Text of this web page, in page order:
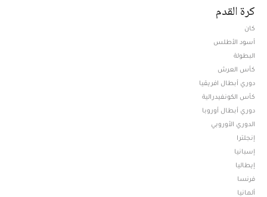
كرة القدم
كان
أسود الأطلس
البطولة
كأس العرش
دوري أبطال افريقيا
كأس الكونفيدرالية
دوري أبطال أوروبا
الدوري الأوروبي
إنجلترا
إسبانيا
إيطاليا
فرنسا
ألمانيا